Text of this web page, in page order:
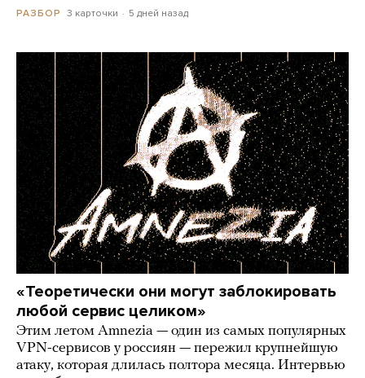
РАЗБОР 3 карточки 5 дней назад
«Теоретически они могут заблокировать
любой сервис целиком»
Этим летом Amnezia — один из самых популярных
VPN-сервисов у россиян — пережил крупнейшую
атаку, которая длилась полтора месяца. Интервью